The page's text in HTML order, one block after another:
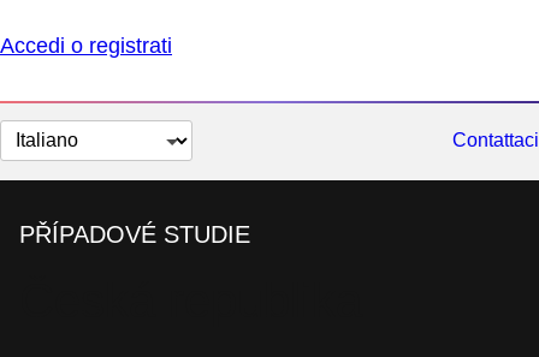
Accedi o registrati
Cambia
lingua
Contattaci
PŘÍPADOVÉ STUDIE